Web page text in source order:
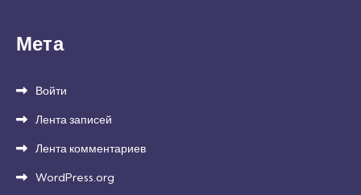
Мета
Войти
Лента записей
Лента комментариев
WordPress.org